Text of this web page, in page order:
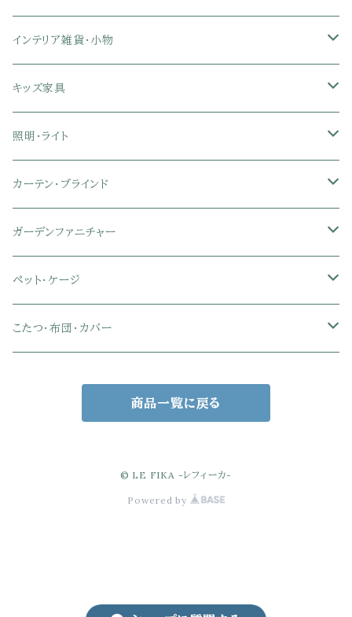
幅151～180cmテレビ台
折りたたみベッド
ソファベッド
マットレス
セミシングル
シングル
セミシングル
シングル
セミダブル
ダブル
ひんやりマット（冷却マット）
こたつ布団
シングル
セミダブル
ダブル
クイーン
キング
6人用ダイニングテーブルセット
木製ダイニング
スチール脚ダイニング
カウンターテーブル
伸縮式テーブル
キーボードスライダー付きデスク
学習机
ツインデスク
デスクセット
サイドワゴン・チェスト
木製デスク
ガラスデスク
幅101～120cmデスク
幅121～160cmデスク
リクライニングチェア
ハイバックオフィスチェア
メッシュオフィスチェア
リビングチェア
スツール・オットマン
学習椅子
ファブリックチェア
革・レザー・合皮チェア
スチール脚チェア
木脚チェア
オフィスデスク
オフィス収納
オフィス雑貨
オフィス家電
ランドリーラック
タオルハンガー
洗濯カゴ・ワゴン
物干しスタンド
トイレ用品
トイレットペーパーホルダー
バス用品・バスマット
インテリア雑貨・小物
タオル
食器・食器スタンド
キャニスター・ディスペンサー
コーヒーサーバー
エコバッグ
玄関小物・傘
キッズ家具
絵本ラック・本棚
ラック・ランドセルラック
おもちゃ・キッズ収納
学習机・学習椅子
チェア・ベビーチェア・ソファ
その他のキッズ家具
照明・ライト
シーリングライト
シーリングファンライト
ペンダントライト
スポットライト
カーテン・ブラインド
ドレープカーテン
レースカーテン
カーテンセット
ガーデンファニチャー
ガーデンフェンス・アーチ
ガーデンテーブル・チェア・ベンチ
サンシェード・日よけ
ペット・ケージ
ケージ
こたつ・布団・カバー
商品一覧に戻る
© LE FIKA -レフィーカ-
Powered by